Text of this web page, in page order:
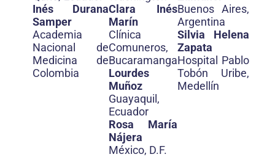
Inés Durana
Samper
Academia
Nacional de
Medicina de
Colombia
Clara Inés
Marín
Clínica
Comuneros,
Bucaramanga
Lourdes
Muñoz
Guayaquil,
Ecuador
Rosa María
Nájera
México, D.F.
Buenos Aires,
Argentina
Silvia Helena
Zapata
Hospital Pablo
Tobón Uribe,
Medellín